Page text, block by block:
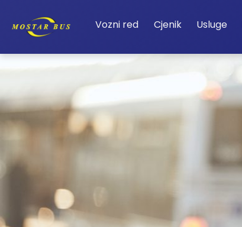
Vozni red Cjenik Usluge